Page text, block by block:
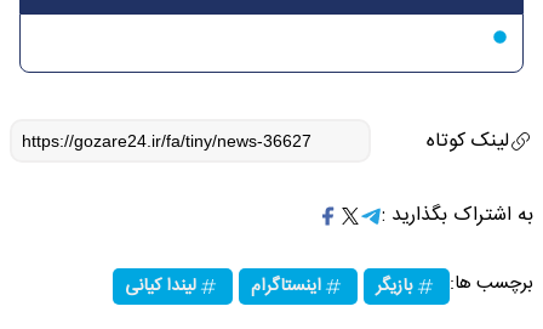
لینک کوتاه
به اشتراک بگذارید :
برچسب ها: بازیگر اینستاگرام لیندا کیانی